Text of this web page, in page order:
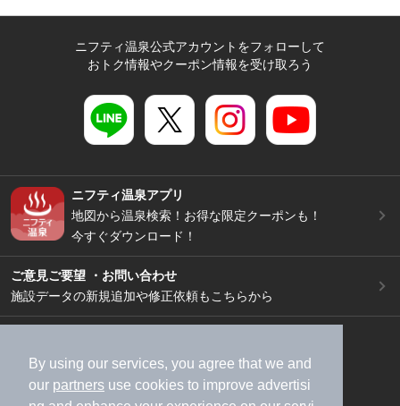
By using our services, you agree that we and
our partners use cookies to improve advertisi
ニフティ温泉公式アカウントをフォローして
おトク情報やクーポン情報を受け取ろう
ニフティ温泉アプリ
地図から温泉検索！お得な限定クーポンも！
今すぐダウンロード！
ご意見ご要望 ・お問い合わせ
施設データの新規追加や修正依頼もこちらから
加盟店募集（資料請求）
広告出稿のご案内
利用規約
ライフスタイルMEMBERS+規約